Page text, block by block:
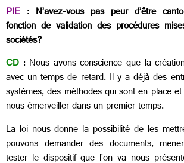
PIE : N’avez-vous pas peur d’être
fonction de validation des procédures
sociétés?
CD : Nous avons conscience que la
avec un temps de retard. Il y a déjà des
systèmes, des méthodes qui sont en place
nous émerveiller dans un premier temps.
La loi nous donne la possibilité de les
pouvons demander des documents,
tester le dispositif que l’on va nous